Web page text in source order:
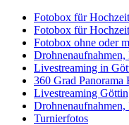
Fotobox für
Fotobox für
Fotobox ohne oder
Livestreaming in
360 Grad
Livestreaming
Turnierfotos